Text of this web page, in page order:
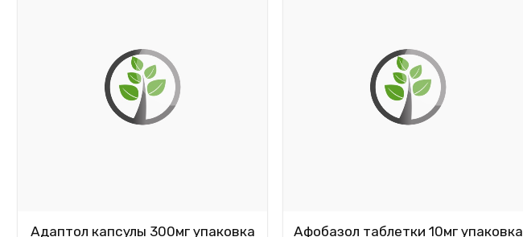
Адаптол капсулы 300мг упаковка
Афобазол таблетки 10мг упаковка